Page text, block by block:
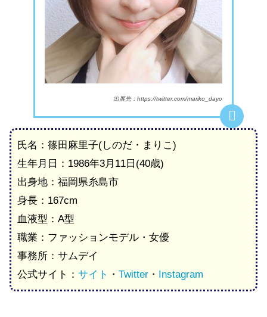
出展先：https://twitter.com/mariko_dayo
氏名：篠田麻里子(しのだ・まりこ)
生年月日：1986年3月11日(40歳)
出身地：福岡県糸島市
身長：167cm
血液型：A型
職業：ファッションモデル・女優
事務所：サムデイ
公式サイト： サイト ・ Twitter ・ Instagram